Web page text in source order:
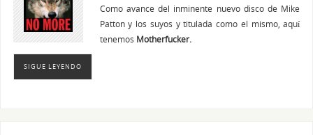
Como avance del inminente nuevo disco de Mike
Patton y los suyos y titulada como el mismo, aquí
tenemos Motherfucker.
SIGUE LEYENDO